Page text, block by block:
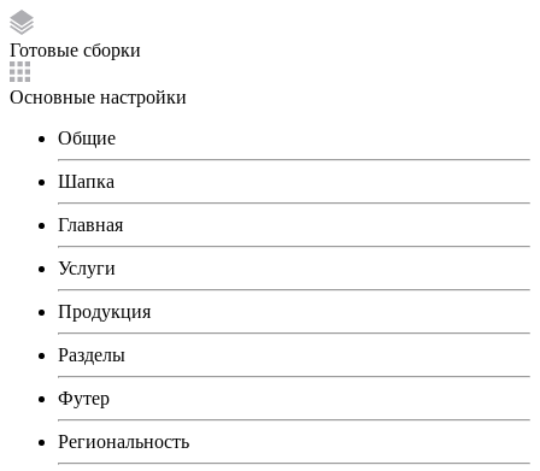
Готовые сборки
Основные настройки
Общие
Шапка
Главная
Услуги
Продукция
Разделы
Футер
Региональность